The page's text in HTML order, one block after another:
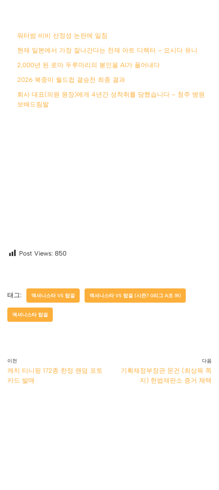
워터밤 비비 선정성 논란에 일침
현재 일본에서 가장 잘나간다는 천재 아트 디렉터 – 요시다 유니
2,000년 된 로마 두루마리의 봉인을 AI가 풀어내다
2026 북중미 월드컵 결승전 최종 결과
회사 대표(의원 원장)에게 4년간 성착취를 당했습니다 – 청주 병원
보배드림발
Post Views: 850
태그: 액셔니스타 VS 탑걸 액셔니스타 VS 탑걸 (시즌7 G리그 A조 1R)
액셔니스타 탑걸
이전
캐치 티니핑 172종 한정 랜덤 포토
카드 발매
다음
기획재정부장관 문건 (최상목 쪽
지) 헌법재판소 증거 채택